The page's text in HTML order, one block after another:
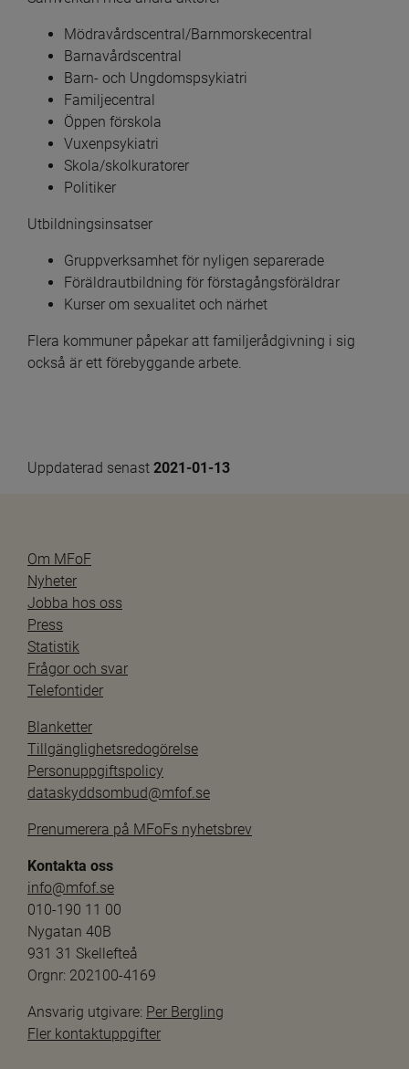
Mödravårdscentral/Barnmorskecentral
Barnavårdscentral
Barn- och Ungdomspsykiatri
Familjecentral
Öppen förskola
Vuxenpsykiatri
Skola/skolkuratorer
Politiker
Utbildningsinsatser
Gruppverksamhet för nyligen separerade
Föräldrautbildning för förstagångsföräldrar
Kurser om sexualitet och närhet
Flera kommuner påpekar att familjerådgivning i sig
också är ett förebyggande arbete.
Uppdaterad senast 2021-01-13
Om MFoF
Nyheter
Jobba hos oss
Press
Statistik
Frågor och svar
Telefontider
Blanketter
Tillgänglighetsredogörelse
Personuppgiftspolicy
dataskyddsombud@mfof.se
Prenumerera på MFoFs nyhetsbrev
Kontakta oss
info@mfof.se
010-190 11 00
Nygatan 40B
931 31 Skellefteå
Orgnr: 202100-4169
Ansvarig utgivare: Per Bergling
Fler kontaktuppgifter